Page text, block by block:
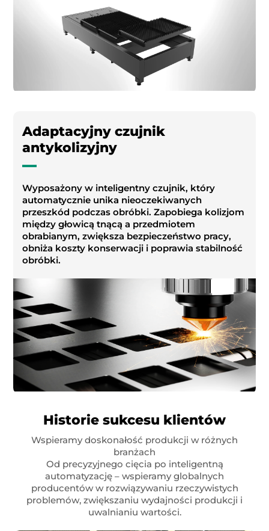
Adaptacyjny czujnik
antykolizyjny
Wyposażony w inteligentny czujnik, który
automatycznie unika nieoczekiwanych
przeszkód podczas obróbki. Zapobiega kolizjom
między głowicą tnącą a przedmiotem
obrabianym, zwiększa bezpieczeństwo pracy,
obniża koszty konserwacji i poprawia stabilność
obróbki.
Historie sukcesu klientów
Wspieramy doskonałość produkcji w różnych
branżach
Od precyzyjnego cięcia po inteligentną
automatyzację – wspieramy globalnych
producentów w rozwiązywaniu rzeczywistych
problemów, zwiększaniu wydajności produkcji i
uwalnianiu wartości.